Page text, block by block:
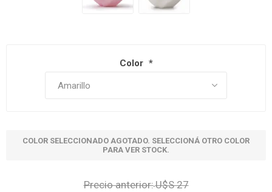
Color *
COLOR SELECCIONADO AGOTADO. SELECCIONÁ OTRO COLOR
PARA VER STOCK.
Precio anterior:U$S 27